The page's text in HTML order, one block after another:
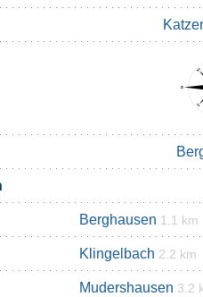
Berghausen 1.1 km
Klingelbach 2.2 km
Mudershausen 3.2